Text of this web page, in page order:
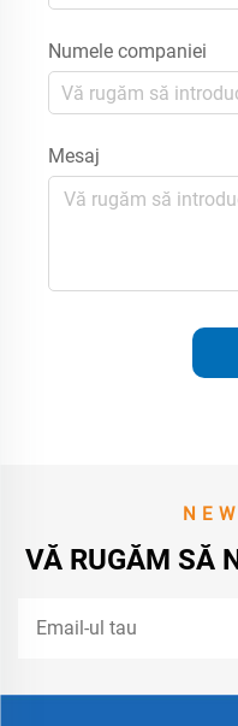
Numele companiei
Mesaj
VĂ RUGĂM SĂ